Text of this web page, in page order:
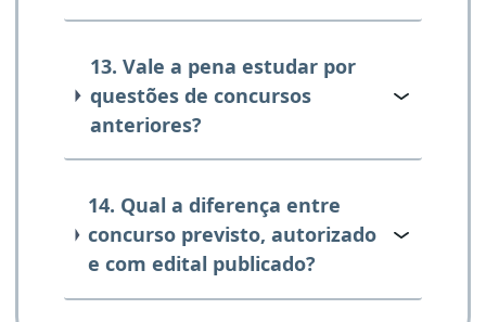
13. Vale a pena estudar por
questões de concursos
anteriores?
14. Qual a diferença entre
concurso previsto, autorizado
e com edital publicado?